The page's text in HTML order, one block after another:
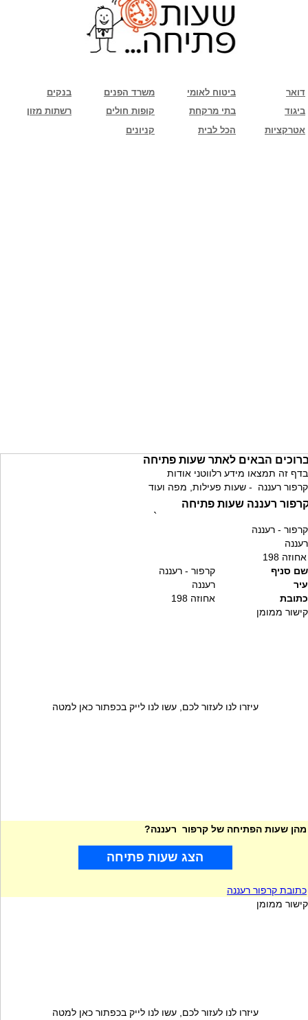
בנקים משרד הפנים ביטוח לאומי
דואר
רשתות מזון
קופות חולים בתי מרקחת
ביגוד
קניונים
הכל לבית אטרקציות
הבאים לאתר שעות פתיחה
בדף זה תמצאו מידע רלווטני אודות
קרפור רעננה - שעות פעילות, מפה ועוד
רעננה שעות פתיחה
`
קרפור - רעננה
רעננה
אחוזה 198
שם סניף
קרפור - רעננה
עיר
רעננה
כתובת
אחוזה 198
קישור ממומן
עיזרו לנו לעזור לכם, עשו לנו לייק בכפתור כאן למטה
מהן שעות הפתיחה של קרפור רעננה?
הצג שעות פתיחה
כתובת קרפור רעננה
קישור ממומן
עיזרו לנו לעזור לכם, עשו לנו לייק בכפתור כאן למטה